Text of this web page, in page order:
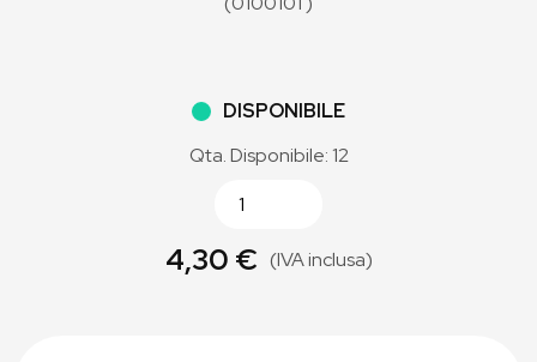
DISPONIBILE
Qta. Disponibile: 12
4,30 € (IVA inclusa)